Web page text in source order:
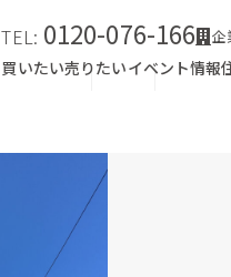
TEL: 0120-076-166 企
買いたい売りたいイベント情報